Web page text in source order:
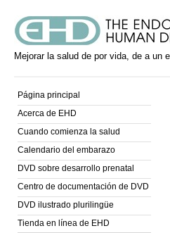
Mejorar la salud de por vida, de a un
Página principal
Acerca de EHD
Cuando comienza la salud
Calendario del embarazo
DVD sobre desarrollo prenatal
Centro de documentación de DVD
DVD ilustrado plurilingüe
Tienda en línea de EHD